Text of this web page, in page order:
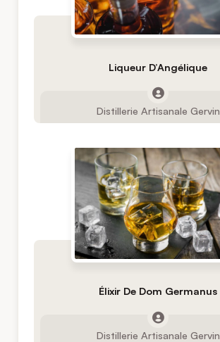
Liqueur D’Angélique
Distillerie Artisanale Gervin
Élixir De Dom Germanus
Distillerie Artisanale Gervin